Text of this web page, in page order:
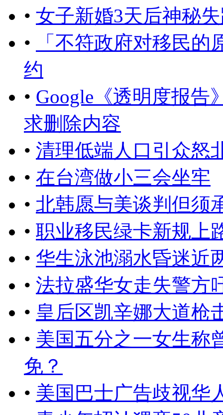
• 女子新婚3天后神秘
•
「不符政府对移民
约
• Google《透明度报告
求删除内容
• 清理低端人口引众怒
• 在台湾做小三会坐牢
• 北韩愿与美谈判但须
• 职业移民绿卡新规上
• 华生泳池溺水昏迷近
• 法拉盛华女走失警方
• 皇后区凯辛娜大道枪
• 美国五分之一女生称
免？
• 美国巴士广告歧视华